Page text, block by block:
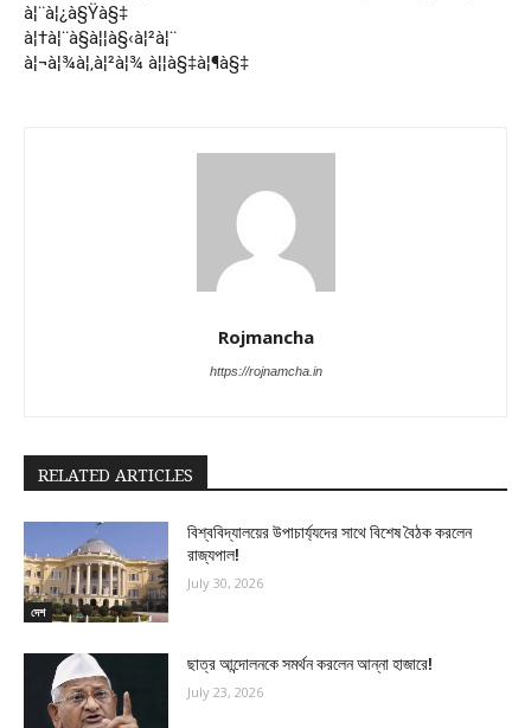
à¦¨à¦¿à§Ÿà§‡
à¦†à¦¨à§à¦¦à§‹à¦²à¦¨
à¦¬à¦¾à¦‚à¦²à¦¾ à¦¦à§‡à¦¶à§‡
Rojmancha
https://rojnamcha.in
RELATED ARTICLES
দেশ
বিশ্ববিদ্যালয়ের উপাচার্য্যদের সাথে বিশেষ বৈঠক করলেন
রাজ্যপাল!
July 30, 2026
ছাত্র আন্দোলনকে সমর্থন করলেন আন্না হাজারে!
July 23, 2026